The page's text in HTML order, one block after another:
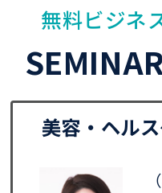
無料ビジネ
美容・ヘル